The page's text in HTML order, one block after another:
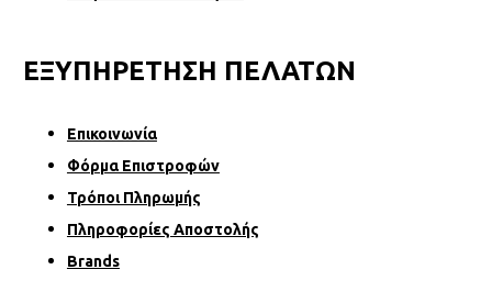
ΕΞΥΠΗΡΕΤΗΣΗ ΠΕΛΑΤΩΝ
Επικοινωνία
Φόρµα Επιστροφών
Τρόποι Πληρωμής
Πληροφορίες Αποστολής
Brands